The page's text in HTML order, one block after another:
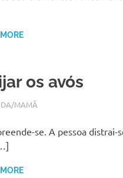
os avós
24, 2018
MAMÃ
se. A pessoa distrai-